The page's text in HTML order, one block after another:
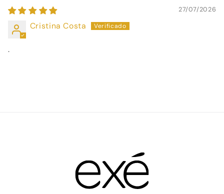
27/07/2026
Cristina Costa
.